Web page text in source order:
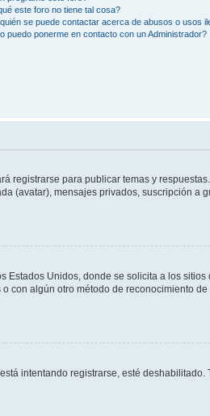
este foro no tiene tal cosa?
se puede contactar acerca de abusos o usos
puedo ponerme en contacto con un Administrador?
registrarse para publicar temas y
(avatar), mensajes privados, suscripción a
Estados Unidos, donde se solicita a los
con algún otro método de reconocimiento
intentando registrarse, esté